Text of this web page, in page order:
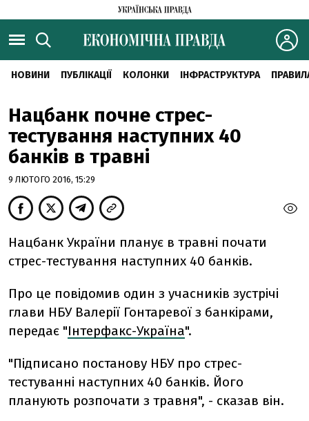
НОВИНИ ПУБЛІКАЦІЇ КОЛОНКИ ІНФРАСТРУКТУРА
Нацбанк почне стрес-
тестування наступних 40
банків в травні
9 ЛЮТОГО 2016, 15:29
Нацбанк України планує в травні почати
стрес-тестування наступних 40 банків.
Про це повідомив один з учасників зустрічі
глави НБУ Валерії Гонтаревої з банкірами,
передає "Інтерфакс-Україна".
"Підписано постанову НБУ про стрес-
тестуванні наступних 40 банків. Його
планують розпочати з травня", - сказав він.